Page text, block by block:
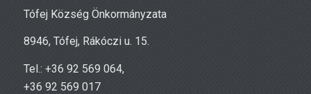
Tófej Község Önkormányzata
8946, Tófej, Rákóczi u. 15.
Tel.: +36 92 569 064,
+36 92 569 017